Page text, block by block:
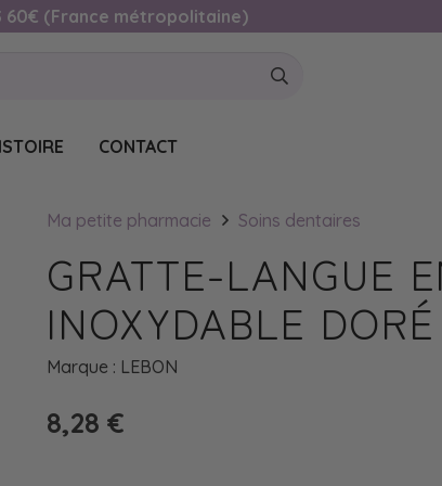
60€ (France métropolitaine)
CONTACT
Ma petite pharmacie Soins dentaires
GRATTE-LANGUE
INOXYDABLE
Marque : LEBON
8,28 €